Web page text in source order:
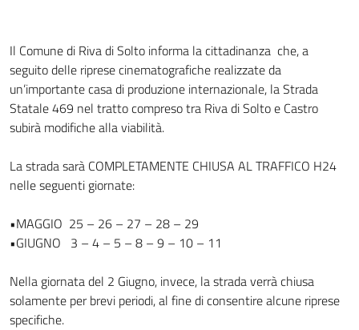
Il Comune di Riva di Solto informa la cittadinanza che, a
seguito delle riprese cinematografiche realizzate da
un’importante casa di produzione internazionale, la Strada
Statale 469 nel tratto compreso tra Riva di Solto e Castro
subirà modifiche alla viabilità.
La strada sarà COMPLETAMENTE CHIUSA AL TRAFFICO H24
nelle seguenti giornate:
•MAGGIO 25 – 26 – 27 – 28 – 29
•GIUGNO 3 – 4 – 5 – 8 – 9 – 10 – 11
Nella giornata del 2 Giugno, invece, la strada verrà chiusa
solamente per brevi periodi, al fine di consentire alcune riprese
specifiche.